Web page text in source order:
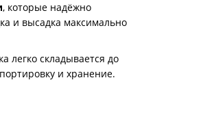
, которые надёжно
и высадка максимально
легко складывается до
и хранение.